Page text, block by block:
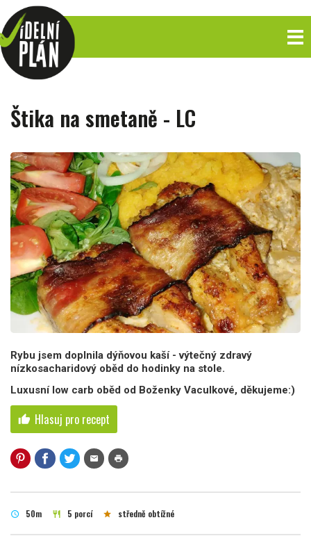
Štika na smetaně - LC
Rybu jsem doplnila dýňovou kaší - výtečný zdravý
nízkosacharidový oběd do hodinky na stole.
Luxusní low carb oběd od Boženky Vaculkové, děkujeme:)
thumb_up Hlasuj pro recept
mail print
schedule 50m restaurant 5 porcí star středně obtížné